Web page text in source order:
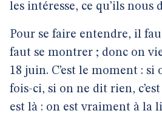
les intéresse, ce qu’ils nous
Pour se faire entendre, il
faut se montrer ; donc on
18 juin. C’est le moment : si
fois-ci, si on ne dit rien,
est là : on est vraiment à la